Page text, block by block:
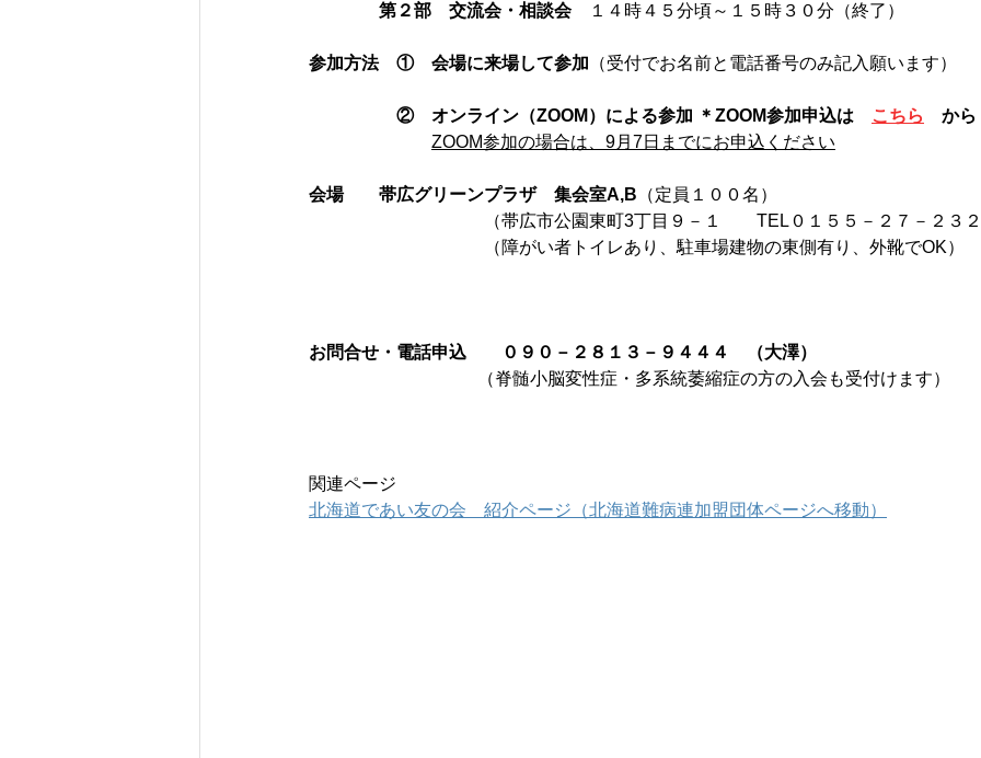
第２部　交流会・相談会 １４時４５分頃～１５時３０分（終了）
参加方法 ①　会場に来場して参加 （受付でお名前と電話番号のみ記入願います）
②　オンライン（ZOOM）による参加 ＊ZOOM参加申込は こちら
から
ZOOM参加の場合は、9月7日までにお申込ください
会場　　帯広グリーンプラザ　集会室A,B （定員１００名）
（帯広市公園東町3丁目９－１　　TEL０１５５－２７－２３２
（障がい者トイレあり、駐車場建物の東側有り、外靴でOK）
お問合せ・電話申込　　０９０－２８１３－９４４４　（大澤）
（脊髄小脳変性症・多系統萎縮症の方の入会も受付けます）
関連ページ
北海道であい友の会　紹介ページ（北海道難病連加盟団体ページへ移動）